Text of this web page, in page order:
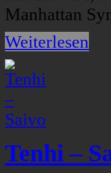
Manhattan
Weiterlesen
Tenhi –